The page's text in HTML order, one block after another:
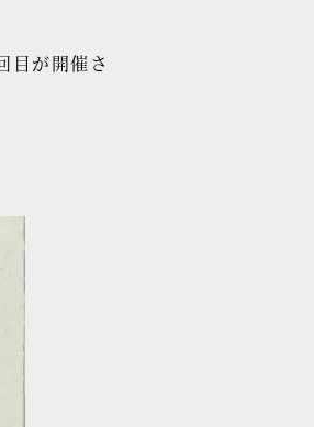
例紹介
税理士変更をお考えの方
メールマガジン登録
お問合せ
Twitter
が開催さ